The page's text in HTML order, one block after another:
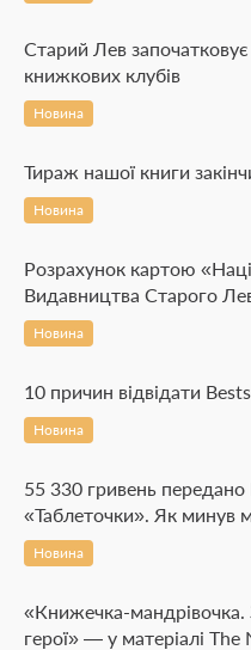
Старий Лев
книжкових клубів
Новина
Тираж нашої книги
Новина
Розрахунок картою
Видавництва Старого
Новина
10 причин відвідати
Новина
55 330 гривень
«Таблеточки». Як минув
Новина
«Книжечка-мандрівочка.
герої» — у матеріалі The